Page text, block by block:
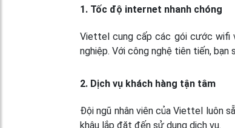
1. Tốc độ internet nhanh chóng
Viettel cung cấp các gói cước wifi
nghiệp. Với công nghệ tiên tiến,
2. Dịch vụ khách hàng tận tâm
Đội ngũ nhân viên của Viettel luôn
khâu lắp đặt đến sử dụng dịch vụ.